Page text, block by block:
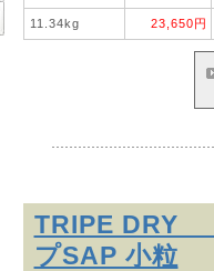
11.34kg 23,650円
TRIPE DRY
プSAP 小粒